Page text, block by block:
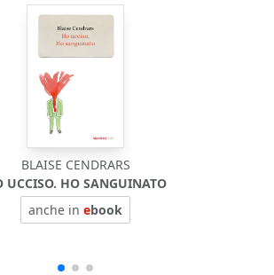
BLAISE CENDRARS
UCCISO. HO SANGUINATO
anche in ebook